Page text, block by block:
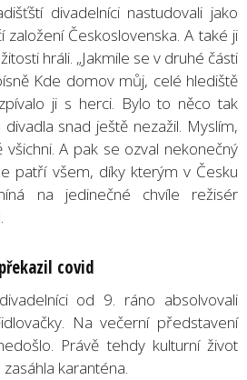
divadelníci nastudovali jako
Československa. A také ji
hráli. „Jakmile se v druhé části
Kde domov můj, celé hlediště
ji s herci. Bylo to něco tak
snad ještě nezažil. Myslím,
A pak se ozval nekonečný
patří všem, díky kterým v Česku
na jedinečné chvíle režisér
covid
od 9. ráno absolvovali
Na večerní představení
Právě tehdy kulturní život
karanténa.